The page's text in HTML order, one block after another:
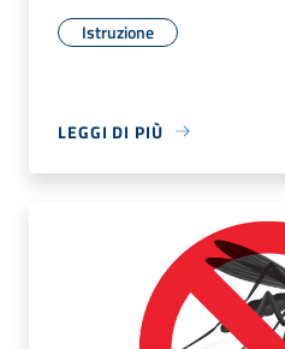
Istruzione
LEGGI DI PIÙ